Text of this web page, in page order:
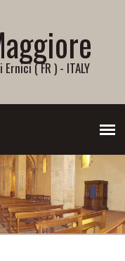
( FR ) - ITALY